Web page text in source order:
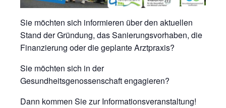
Sie möchten sich informieren über den aktuellen
Stand der Gründung, das Sanierungsvorhaben, die
Finanzierung oder die geplante Arztpraxis?
Sie möchten sich in der
Gesundheitsgenossenschaft engagieren?
Dann kommen Sie zur Informationsveranstaltung!